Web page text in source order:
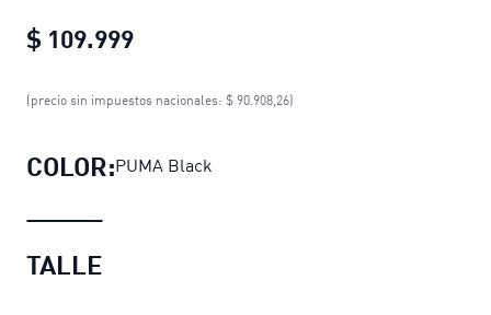
$ 109.999
Buzo oversize HER para mujer
(precio sin impuestos nacionales: $ 90.908,26)
COLOR:PUMA Black
TALLE